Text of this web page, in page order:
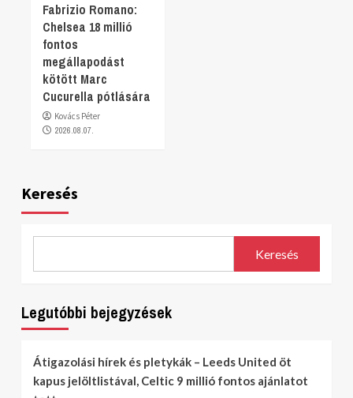
Fabrizio Romano:
Chelsea 18 millió
fontos
megállapodást
kötött Marc
Cucurella pótlására
Kovács Péter
2026.08.07.
Keresés
Keresés
Legutóbbi bejegyzések
Átigazolási hírek és pletykák – Leeds United öt
kapus jelöltlistával, Celtic 9 millió fontos ajánlatot